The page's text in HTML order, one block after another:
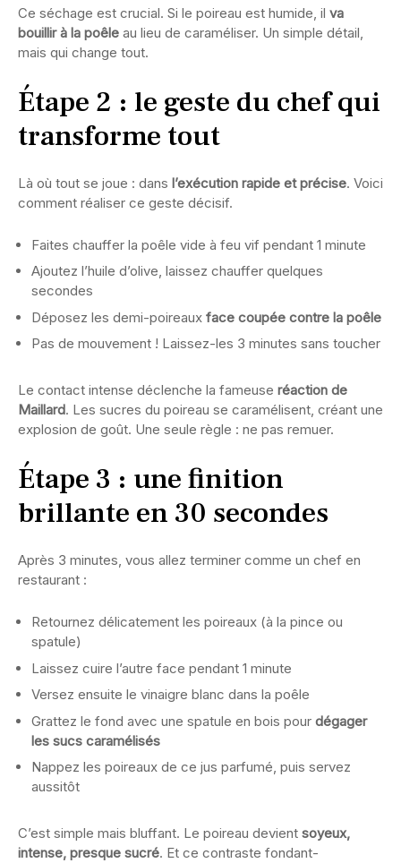
Ce séchage est crucial. Si le poireau est humide, il va
bouillir à la poêle au lieu de caraméliser. Un simple détail,
mais qui change tout.
Étape 2 : le geste du chef qui
transforme tout
Là où tout se joue : dans l’exécution rapide et précise. Voici
comment réaliser ce geste décisif.
Faites chauffer la poêle vide à feu vif pendant 1 minute
Ajoutez l’huile d’olive, laissez chauffer quelques
secondes
Déposez les demi-poireaux face coupée contre la poêle
Pas de mouvement ! Laissez-les 3 minutes sans toucher
Le contact intense déclenche la fameuse réaction de
Maillard. Les sucres du poireau se caramélisent, créant une
explosion de goût. Une seule règle : ne pas remuer.
Étape 3 : une finition
brillante en 30 secondes
Après 3 minutes, vous allez terminer comme un chef en
restaurant :
Retournez délicatement les poireaux (à la pince ou
spatule)
Laissez cuire l’autre face pendant 1 minute
Versez ensuite le vinaigre blanc dans la poêle
Grattez le fond avec une spatule en bois pour dégager
les sucs caramélisés
Nappez les poireaux de ce jus parfumé, puis servez
aussitôt
C’est simple mais bluffant. Le poireau devient soyeux,
intense, presque sucré. Et ce contraste fondant-